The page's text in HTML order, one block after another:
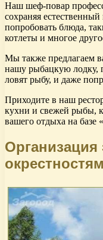
Наш шеф-повар
сохраняя
попробовать блюда,
котлеты и многое
Мы также предлагаем
нашу рыбацкую лодку,
ловят рыбу, и даже
Приходите в наш
кухни и свежей рыбы,
вашего отдыха на базе
Организация
окрестностям